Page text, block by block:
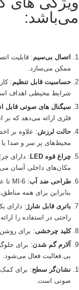
می‌باشد:
اتصال بی‌سیم
ممکن می‌سازد.
حساسیت قابل تنظیم:
شرایط محیطی اهداف
سیگنال‌ های صوتی قابل
فلزی ارائه می‌دهد که بر
حالت لرزش
محیط‌های پر سر و صدا
چراغ قوه LED
: دارای
مکان‌های داخلی آسان
طراحی ضد آب
بنابراین برای همه
باتری قابل شارژ
راحتی در استفاده را
کلید چرخشی: برای
آلارم گم شدن
بی.فعالیت فعال می‌شود.
نشان‌گر سطح: برای
صوتی است.